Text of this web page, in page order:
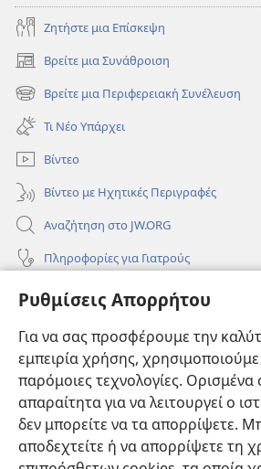
Ρυθμίσεις Απορρήτου
Για να σας προσφέρουμε την
εμπειρία χρήσης,
παρόμοιες τεχνολογίες. Ορισμένα
απαραίτητα για να λειτουργεί ο
δεν μπορείτε να τα απορρίψετε.
αποδεχτείτε ή να απορρίψετε τη
Ζητήστε μια Επίσκεψη
Βρείτε μια Συνάθροιση
(ανοίγει
νέο
παράθυρο)
Βρείτε μια Περιφερειακή Συνέλευση
(ανοίγει
νέο
παράθυρο)
Τι Νέο Υπάρχει
Βίντεο
Βίντεο με Ηχητικές Περιγραφές
Αναζήτηση στο JW.ORG
Πληροφορίες για Γιατρούς
Πληροφορίες για Επίσημους Φορείς
Συνεισφορές
(ανοίγει
παράθυρο)ΔΙΑΔΙΚΤΥΑΚΗ ΒΙΒΛΙΟΘΗΚΗ της
(ανοίγει
νέο
παράθυρο)
JW Hub